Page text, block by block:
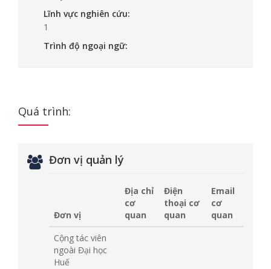
Lĩnh vực nghiên cứu:
1
Trình độ ngoại ngữ:
Quá trình:
Đơn vị quản lý
Đơn vị
Địa chỉ
cơ
quan
Điện
thoại cơ
quan
Email
cơ
quan
Cộng tác viên
ngoài Đại học
Huế